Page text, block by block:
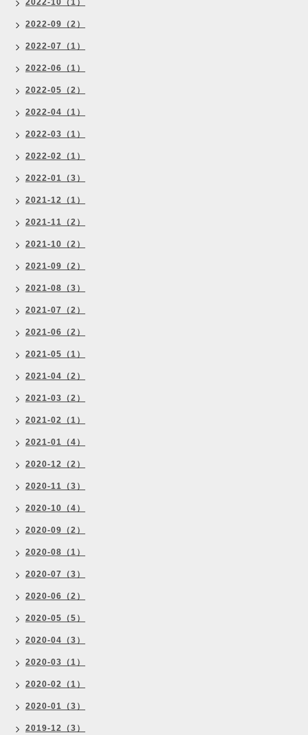
2022-10（1）
2022-09（2）
2022-07（1）
2022-06（1）
2022-05（2）
2022-04（1）
2022-03（1）
2022-02（1）
2022-01（3）
2021-12（1）
2021-11（2）
2021-10（2）
2021-09（2）
2021-08（3）
2021-07（2）
2021-06（2）
2021-05（1）
2021-04（2）
2021-03（2）
2021-02（1）
2021-01（4）
2020-12（2）
2020-11（3）
2020-10（4）
2020-09（2）
2020-08（1）
2020-07（3）
2020-06（2）
2020-05（5）
2020-04（3）
2020-03（1）
2020-02（1）
2020-01（3）
2019-12（3）